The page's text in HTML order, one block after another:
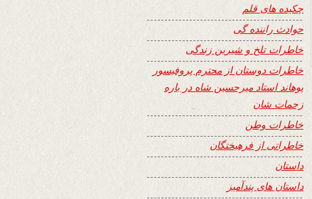
چکیده های قلم
حوادث راننده گی
خاطرات تلخ و شیرین زندگی
خاطرات دوستان از محترم پروفیسور
پوهاند استاد میرحسین شاه در باره
زحمات شان
خاطرات وطن
خاطراتی از فرهیختگان
داستان
داستان های پندآمیز